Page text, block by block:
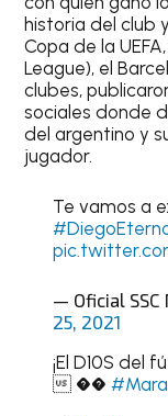
historia del club
Copa de la
League), el
clubes,
sociales donde
del argentino y
jugador.
Te vamos a
— Oficial SSC
25, 2021
¡El D10S del
��